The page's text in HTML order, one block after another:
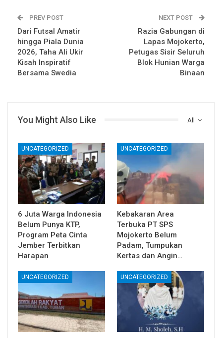
PREV POST
Dari Futsal Amatir
hingga Piala Dunia
2026, Taha Ali Ukir
Kisah Inspiratif
Bersama Swedia
NEXT POST
Razia Gabungan di
Lapas Mojokerto,
Petugas Sisir Seluruh
Blok Hunian Warga
Binaan
All
You Might Also Like
UNCATEGORIZED
6 Juta Warga Indonesia
Belum Punya KTP,
Program Peta Cinta
Jember Terbitkan
Harapan
UNCATEGORIZED
Kebakaran Area
Terbuka PT SPS
Mojokerto Belum
Padam, Tumpukan
Kertas dan Angin…
UNCATEGORIZED UNCATEGORIZED